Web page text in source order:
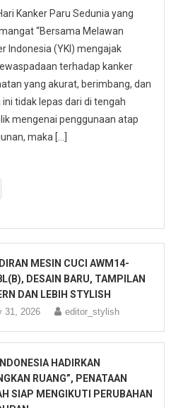
Kanker Paru Sedunia yang
“Bersama Melawan
Indonesia (YKI) mengajak
terhadap kanker
yang akurat, berimbang, dan
tidak lepas dari di tengah
mengenai penggunaan atap
maka […]
MESIN CUCI AWM14-
DESAIN BARU, TAMPILAN
DAN LEBIH STYLISH
31, 2026 editor_stylish
HADIRKAN
RUANG”, PENATAAN
SIAP MENGIKUTI PERUBAHAN